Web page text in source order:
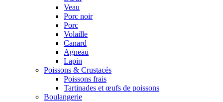
Veau
Porc noir
Porc
Volaille
Canard
Agneau
Lapin
Poissons & Crustacés
Poissons frais
Tartinades et œufs de poissons
Boulangerie